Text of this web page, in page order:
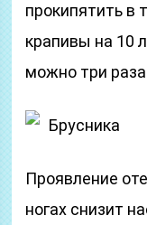
прокипятить в
крапивы на 10
можно три
Брусника
Проявление
ногах снизит